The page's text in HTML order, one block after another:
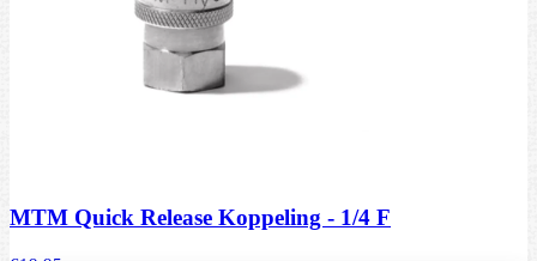
MTM Quick Release Koppeling - 1/4 F